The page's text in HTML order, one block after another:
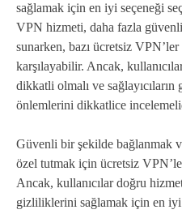
sağlamak için en iyi seçeneği
VPN hizmeti, daha fazla
sunarken, bazı ücretsiz VPN’ler
karşılayabilir. Ancak,
dikkatli olmalı ve
önlemlerini dikkatlice
Güvenli bir şekilde bağlanmak
özel tutmak için ücretsiz
Ancak, kullanıcılar doğru
gizliliklerini sağlamak için en